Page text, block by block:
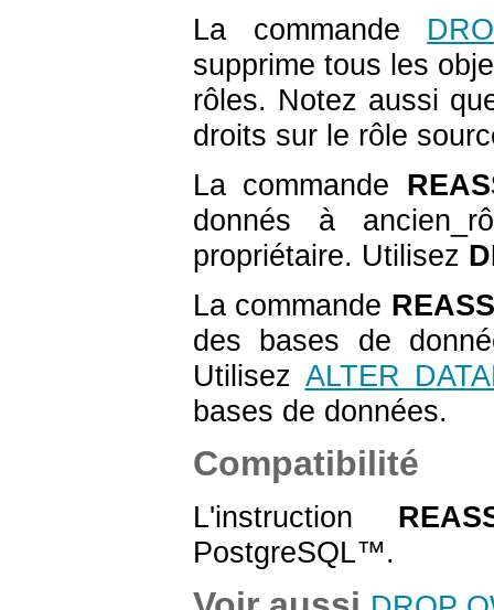
La commande
supprime tous les
rôles. Notez aussi
droits sur le rôle
La commande
donnés à
propriétaire. Utilisez
La commande
des bases de
Utilisez ALTER
bases de données.
Compatibilité
L'instruction
PostgreSQL™.